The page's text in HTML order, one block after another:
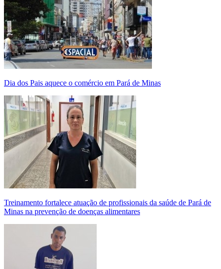
Dia dos Pais aquece o comércio em Pará de Minas
Treinamento fortalece atuação de profissionais da saúde de Pará de
Minas na prevenção de doenças alimentares